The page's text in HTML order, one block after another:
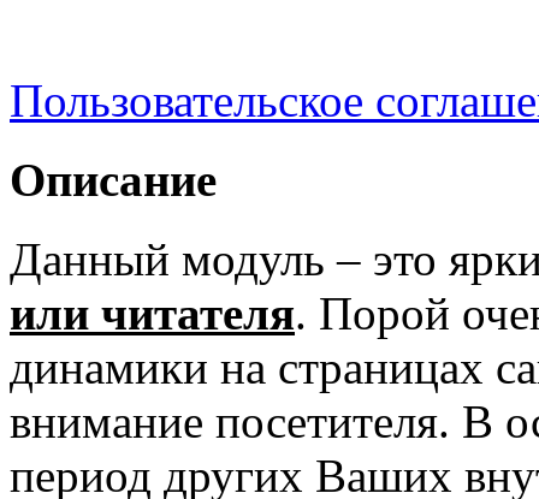
Пользовательское
Описание
Данный модуль – это
или читателя. Порой
динамики на страницах
внимание посетителя. В
период других Ваших